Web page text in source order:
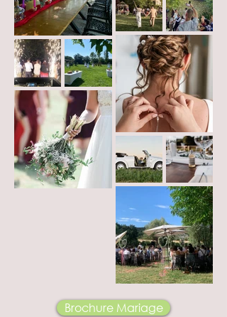
Brochure Mariage